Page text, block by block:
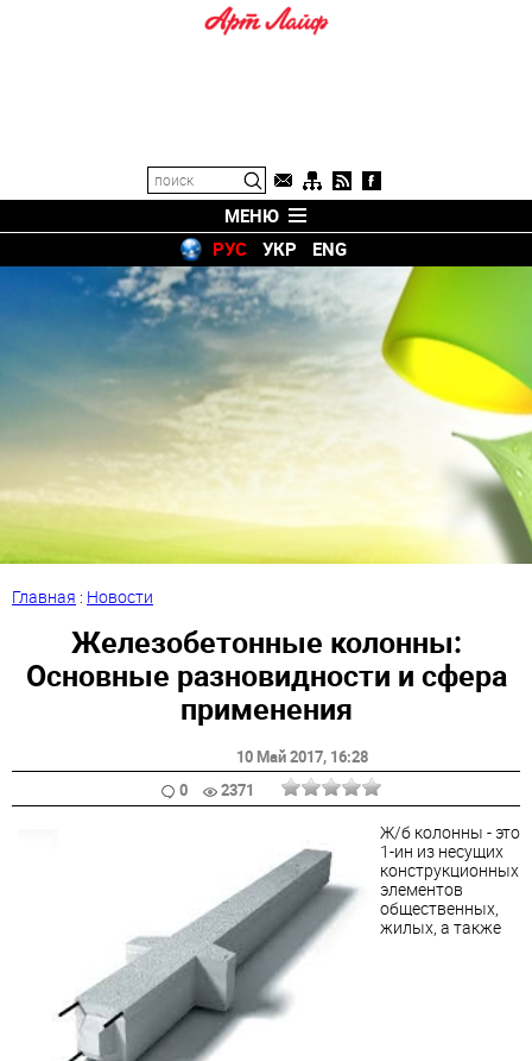
МЕНЮ
РУС
УКР ENG
Главная : Новости
Железобетонные колонны:
Основные разновидности и сфера
применения
10 Май 2017, 16:28
0
2371
Ж/б колонны - это
1-ин из несущих
конструкционных
элементов
общественных,
жилых, а также